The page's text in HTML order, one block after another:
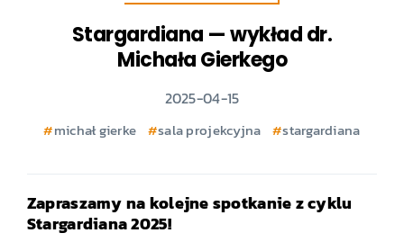
Stargardiana — wykład dr.
Michała Gierkego
2025-04-15
michał gierke sala projekcyjna stargardiana
Zapraszamy na kolejne spotkanie z cyklu
Stargardiana 2025!